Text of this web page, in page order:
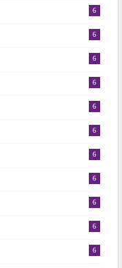
6
6
6
6
6
6
6
6
6
6
6